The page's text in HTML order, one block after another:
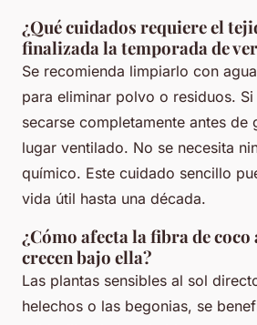
¿Qué cuidados requiere el
finalizada la temporada de
Se recomienda limpiarlo con
para eliminar polvo o residuos.
secarse completamente antes de
lugar ventilado. No se necesita
químico. Este cuidado sencillo
vida útil hasta una década.
¿Cómo afecta la fibra de coco
crecen bajo ella?
Las plantas sensibles al sol
helechos o las begonias, se